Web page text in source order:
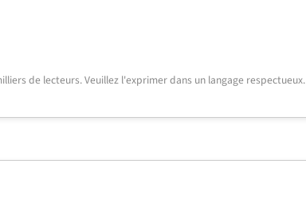
de lecteurs. Veuillez l'exprimer dans un langage respectueux.